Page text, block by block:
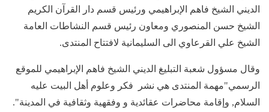
الديني الشيخ فاهم الإبراهيمي ورئيس قسم دار القرآن الكريم
الشيخ حسن المنصوري ومعاون رئيس قسم النشاطات العامة
الشيخ علي القرعاوي الى السليمانية لافتتاح المنتدى.
وقال مسؤول شعبة التبليغ الديني الشيخ فاهم الإبراهيمي للموقع
الرسمي"مهمة المنتدى هي نشر فكر وعلوم أهل البيت عليه
السلام, وإقامة محاضرات عقائدية و وفقهية وثقافية في المدينة".